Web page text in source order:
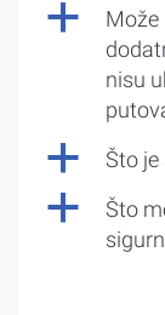
a
Može
nisu
a Što
a
Što